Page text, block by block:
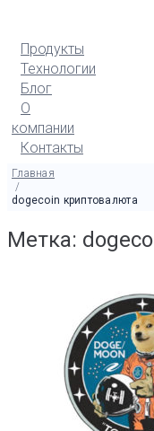
Продукты
Технологии
Блог
О
компании
Контакты
Главная
/
dogecoin криптовалюта
Метка: